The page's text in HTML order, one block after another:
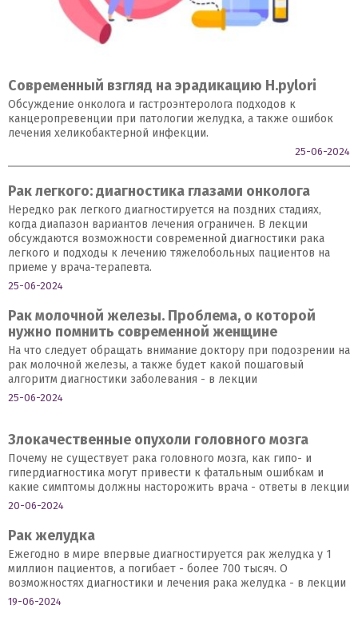
Современный взгляд на эрадикацию H.pylori
Обсуждение онколога и гастроэнтеролога подходов к
канцеропревенции при патологии желудка, а также ошибок
лечения хеликобактерной инфекции.
25-06-2024
Рак легкого: диагностика глазами онколога
Нередко рак легкого диагностируется на поздних стадиях,
когда диапазон вариантов лечения ограничен. В лекции
обсуждаются возможности современной диагностики рака
легкого и подходы к лечению тяжелобольных пациентов на
приеме у врача-терапевта.
25-06-2024
Рак молочной железы. Проблема, о которой
нужно помнить современной женщине
На что следует обращать внимание доктору при подозрении на
рак молочной железы, а также будет какой пошаговый
алгоритм диагностики заболевания - в лекции
25-06-2024
Злокачественные опухоли головного мозга
Почему не существует рака головного мозга, как гипо- и
гипердиагностика могут привести к фатальным ошибкам и
какие симптомы должны насторожить врача - ответы в лекции
20-06-2024
Рак желудка
Ежегодно в мире впервые диагностируется рак желудка у 1
миллион пациентов, а погибает - более 700 тысяч. О
возможностях диагностики и лечения рака желудка - в лекции
19-06-2024